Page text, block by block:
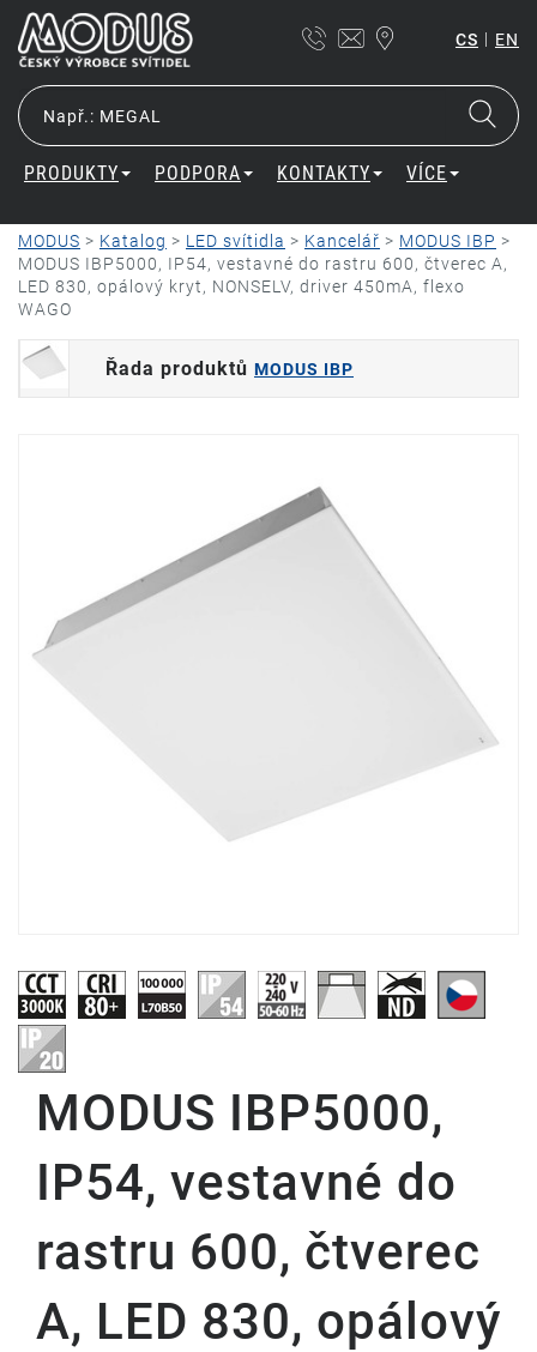
CS | EN
PRODUKTY PODPORA KONTAKTY VÍCE
MODUS > Katalog > LED svítidla > Kancelář > MODUS IBP >
MODUS IBP5000, IP54, vestavné do rastru 600, čtverec A,
LED 830, opálový kryt, NONSELV, driver 450mA, flexo
WAGO
Řada produktů MODUS IBP
MODUS IBP5000,
IP54, vestavné do
rastru 600, čtverec
A, LED 830, opálový